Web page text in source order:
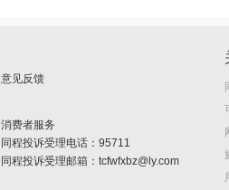
意见反馈
消费者服务
同程投诉受理电话：95711
同程投诉受理邮箱：tcfwfxbz@ly.com